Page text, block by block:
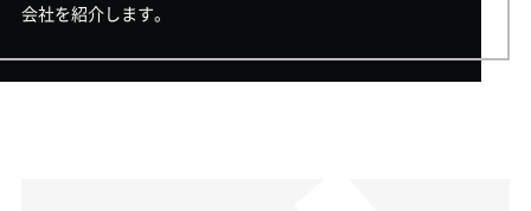
会社を紹介します。